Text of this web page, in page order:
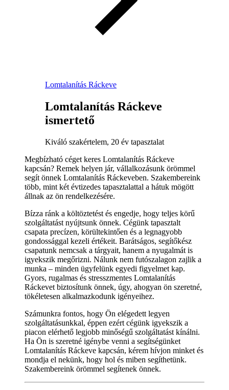
Lomtalanítás Ráckeve
Lomtalanítás Ráckeve
ismertető
Kiváló szakértelem, 20 év tapasztalat
Megbízható céget keres Lomtalanítás Ráckeve
kapcsán? Remek helyen jár, vállalkozásunk örömmel
segít önnek Lomtalanítás Ráckeveben. Szakembereink
több, mint két évtizedes tapasztalattal a hátuk mögött
állnak az ön rendelkezésére.
Bízza ránk a költöztetést és engedje, hogy teljes körű
szolgáltatást nyújtsunk önnek. Cégünk tapasztalt
csapata precízen, körültekintően és a legnagyobb
gondossággal kezeli értékeit. Barátságos, segítőkész
csapatunk nemcsak a tárgyait, hanem a nyugalmát is
igyekszik megőrizni. Nálunk nem futószalagon zajlik a
munka – minden ügyfelünk egyedi figyelmet kap.
Gyors, rugalmas és stresszmentes Lomtalanítás
Ráckevet biztosítunk önnek, úgy, ahogyan ön szeretné,
tökéletesen alkalmazkodunk igényeihez.
Számunkra fontos, hogy Ön elégedett legyen
szolgáltatásunkkal, éppen ezért cégünk igyekszik a
piacon elérhető legjobb minőségű szolgáltatást kínálni.
Ha Ön is szeretné igénybe venni a segítségünket
Lomtalanítás Ráckeve kapcsán, kérem hívjon minket és
mondja el nekünk, hogy hol és miben segíthetünk.
Szakembereink örömmel segítenek önnek.